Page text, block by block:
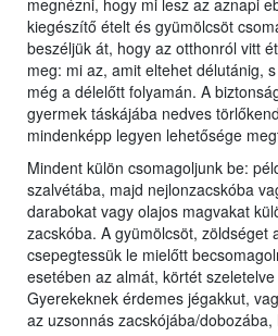
megnézni, hogy mi lesz az aznapi
kiegészítő ételt és gyümölcsöt
beszéljük át, hogy az otthonról vitt
meg: mi az, amit eltehet délutánig,
még a délelőtt folyamán. A
gyermek táskájába nedves
mindenképp legyen lehetősége
Mindent külön csomagoljunk be:
szalvétába, majd nejlonzacskóba
darabokat vagy olajos magvakat
zacskóba. A gyümölcsöt, zöldséget
csepegtessük le mielőtt
esetében az almát, körtét
Gyerekeknek érdemes jégakkut,
az uzsonnás zacskójába/